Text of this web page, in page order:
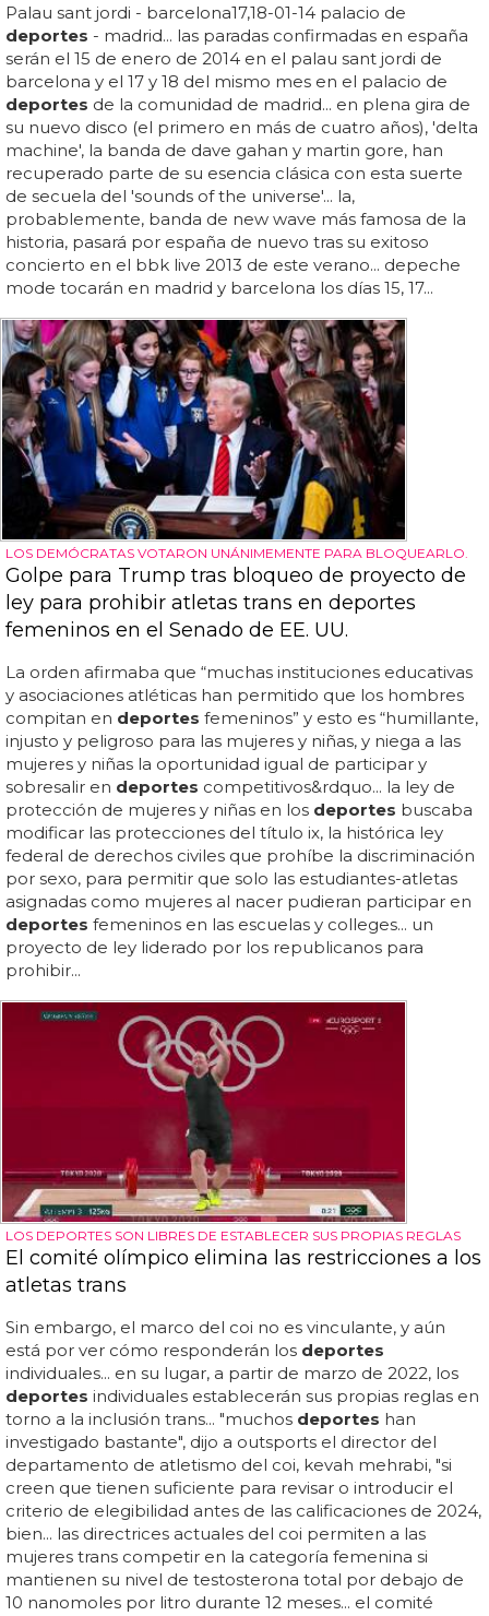
Palau sant jordi - barcelona17,18-01-14 palacio de
deportes - madrid... las paradas confirmadas en españa
serán el 15 de enero de 2014 en el palau sant jordi de
barcelona y el 17 y 18 del mismo mes en el palacio de
deportes de la comunidad de madrid... en plena gira de
su nuevo disco (el primero en más de cuatro años), 'delta
machine', la banda de dave gahan y martin gore, han
recuperado parte de su esencia clásica con esta suerte
de secuela del 'sounds of the universe'... la,
probablemente, banda de new wave más famosa de la
historia, pasará por españa de nuevo tras su exitoso
concierto en el bbk live 2013 de este verano... depeche
mode tocarán en madrid y barcelona los días 15, 17...
LOS DEMÓCRATAS VOTARON UNÁNIMEMENTE PARA BLOQUEARLO.
Golpe para Trump tras bloqueo de proyecto de
ley para prohibir atletas trans en deportes
femeninos en el Senado de EE. UU.
La orden afirmaba que “muchas instituciones educativas
y asociaciones atléticas han permitido que los hombres
compitan en deportes femeninos” y esto es “humillante,
injusto y peligroso para las mujeres y niñas, y niega a las
mujeres y niñas la oportunidad igual de participar y
sobresalir en deportes competitivos&rdquo... la ley de
protección de mujeres y niñas en los deportes buscaba
modificar las protecciones del título ix, la histórica ley
federal de derechos civiles que prohíbe la discriminación
por sexo, para permitir que solo las estudiantes-atletas
asignadas como mujeres al nacer pudieran participar en
deportes femeninos en las escuelas y colleges... un
proyecto de ley liderado por los republicanos para
prohibir...
LOS DEPORTES SON LIBRES DE ESTABLECER SUS PROPIAS REGLAS
El comité olímpico elimina las restricciones a los
atletas trans
Sin embargo, el marco del coi no es vinculante, y aún
está por ver cómo responderán los deportes
individuales... en su lugar, a partir de marzo de 2022, los
deportes individuales establecerán sus propias reglas en
torno a la inclusión trans... "muchos deportes han
investigado bastante", dijo a outsports el director del
departamento de atletismo del coi, kevah mehrabi, "si
creen que tienen suficiente para revisar o introducir el
criterio de elegibilidad antes de las calificaciones de 2024,
bien... las directrices actuales del coi permiten a las
mujeres trans competir en la categoría femenina si
mantienen su nivel de testosterona total por debajo de
10 nanomoles por litro durante 12 meses... el comité